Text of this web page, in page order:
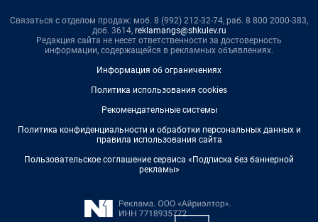
Связаться с отделом продаж: моб. 8 (992) 212-32-74, раб. 8 800 2000-383,
доб. 3614, reklamangs@shkulev.ru
Редакция сайта не несет ответственности за достоверность
информации, содержащейся в рекламных объявлениях.
Информация об ограничениях
Политика использования cookies
Рекомендательные системы
Политика конфиденциальности и обработки персональных данных и
правила использования сайта
Пользовательское соглашение сервиса «Подписка без баннерной
рекламы»